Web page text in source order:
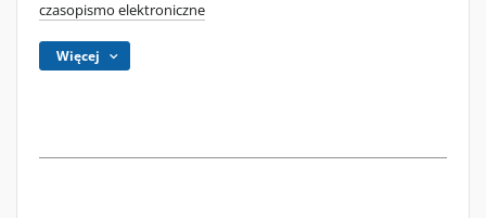
czasopismo elektroniczne
Więcej